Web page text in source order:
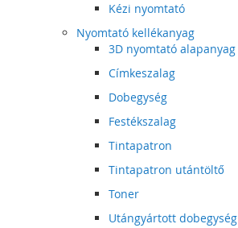
Kézi nyomtató
Nyomtató kellékanyag
3D nyomtató alapanyag
Címkeszalag
Dobegység
Festékszalag
Tintapatron
Tintapatron utántöltő
Toner
Utángyártott dobegység